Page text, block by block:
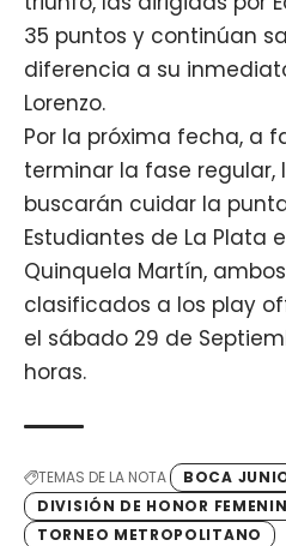
35 puntos y continúan
diferencia a su
Lorenzo.
Por la próxima fecha, a
terminar la fase regular,
buscarán cuidar la
Estudiantes de La Plata
Quinquela Martín,
clasificados a los play
el sábado 29 de
horas.
TEMAS DE LA NOTA BOCA
DIVISIÓN DE HONOR
TORNEO METROPOLITANO